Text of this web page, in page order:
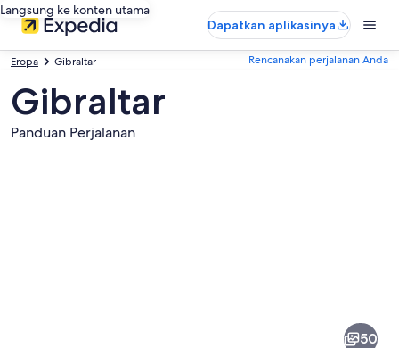
Langsung ke konten utama
Dapatkan aplikasinya
Eropa Gibraltar Rencanakan perjalanan Anda
Gibraltar
Panduan Perjalanan
50